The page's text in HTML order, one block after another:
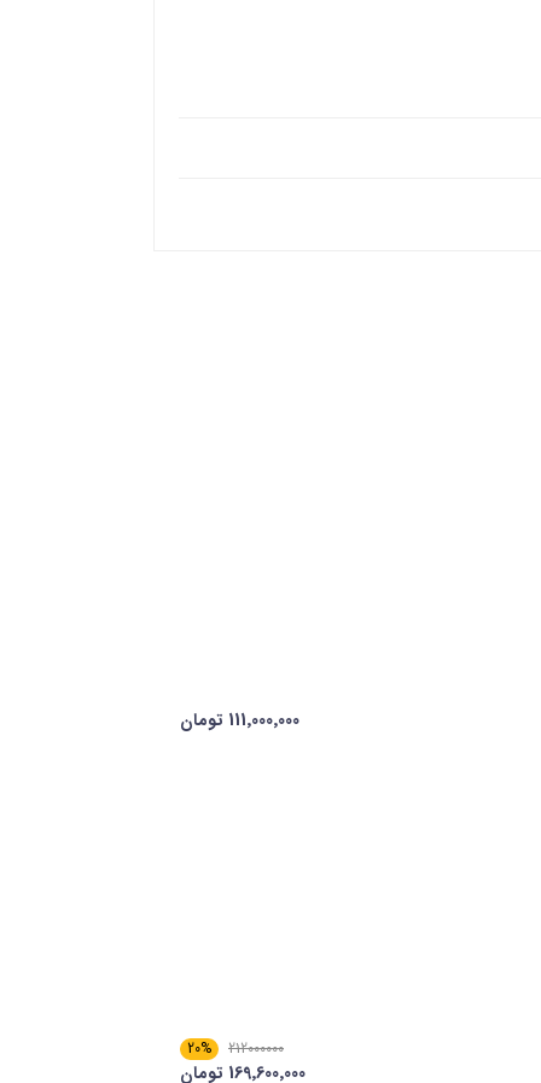
111٬000٬000 تومان
212000000
20%
169٬600٬000 تومان